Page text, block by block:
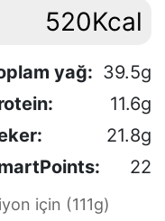
520Kcal
yağ: 39.5g
11.6g
21.8g
22
için (111g)